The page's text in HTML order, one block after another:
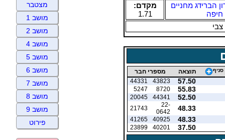
הברידג מחניים
חיפה
מקדם:
1.71
צבי
סניף תוצאה מספרי חבר
57.50
43823
44331
55.83
8720
5247
52.50
44341
20045
48.33
22-
0642
21743
48.33
40925
41265
37.50
40201
23899
מצטבר
מושב 1
מושב 2
מושב 4
מושב 5
מושב 6
מושב 7
מושב 8
מושב 9
פירוט